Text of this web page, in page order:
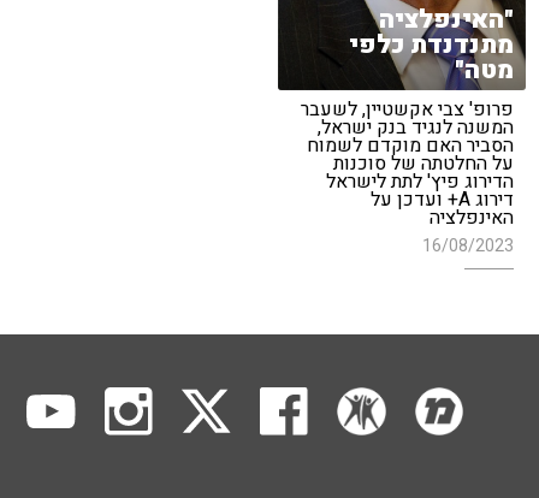
"האינפלציה
מתנדנדת כלפי
מטה"
פרופ' צבי אקשטיין, לשעבר
המשנה לנגיד בנק ישראל,
הסביר האם מוקדם לשמוח
על החלטתה של סוכנות
הדירוג פיץ' לתת לישראל
דירוג A+ ועדכן על
האינפלציה
16/08/2023